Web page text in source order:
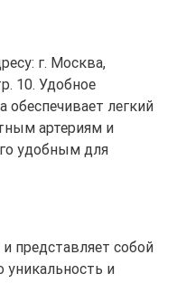
г. Москва,
10. Удобное
обеспечивает легкий
артериям и
удобным для
представляет собой
уникальность и